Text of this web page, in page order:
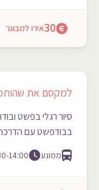
30אירו למבוגר
למקסם את
סיור רגלי בפשט
בבודפשט עם הדרכה
ממונע 14:00